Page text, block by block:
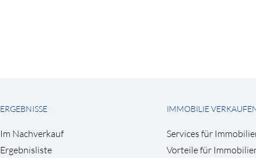
ERGEBNISSE
Im Nachverkauf
Ergebnisliste
IMMOBILIE
Services für
Vorteile für